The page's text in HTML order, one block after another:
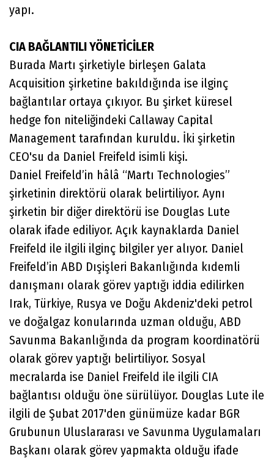
yapı.
CIA BAĞLANTILI YÖNETİCİLER
Burada Martı şirketiyle birleşen Galata
Acquisition şirketine bakıldığında ise ilginç
bağlantılar ortaya çıkıyor. Bu şirket küresel
hedge fon niteliğindeki Callaway Capital
Management tarafından kuruldu. İki şirketin
CEO'su da Daniel Freifeld isimli kişi.
Daniel Freifeld’in hâlâ “Martı Technologies”
şirketinin direktörü olarak belirtiliyor. Aynı
şirketin bir diğer direktörü ise Douglas Lute
olarak ifade ediliyor. Açık kaynaklarda Daniel
Freifeld ile ilgili ilginç bilgiler yer alıyor. Daniel
Freifeld’in ABD Dışişleri Bakanlığında kıdemli
danışmanı olarak görev yaptığı iddia edilirken
Irak, Türkiye, Rusya ve Doğu Akdeniz'deki petrol
ve doğalgaz konularında uzman olduğu, ABD
Savunma Bakanlığında da program koordinatörü
olarak görev yaptığı belirtiliyor. Sosyal
mecralarda ise Daniel Freifeld ile ilgili CIA
bağlantısı olduğu öne sürülüyor. Douglas Lute ile
ilgili de Şubat 2017'den günümüze kadar BGR
Grubunun Uluslararası ve Savunma Uygulamaları
Başkanı olarak görev yapmakta olduğu ifade